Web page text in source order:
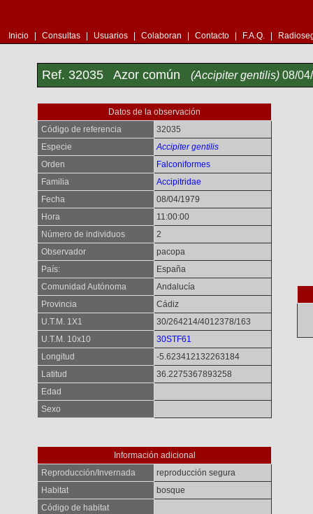
Inicio Consultas Usuarios Colaboran Contacto F.A.Q.
Ref. 32035 Azor común (Accipiter gentilis) 08/
Datos de la observación
Código de referencia
32035
Especie
Accipiter gentilis
Orden
Falconiformes
Familia
Accipitridae
Fecha
08/04/1979
Hora
11:00:00
Número de individuos
2
Observador
pacopa
País:
España
Comunidad Autónoma
Andalucía
Provincia
Cádiz
U.T.M. 1X1
30/264214/4012378/163
U.T.M. 10x10
30STF61
Longitud
-5.623412132263184
Latitud
36.2275367893258
Edad
Sexo
Información adicional
Reproducción/Invernada
reproducción segura
Habitat
bosque
Código de habitat